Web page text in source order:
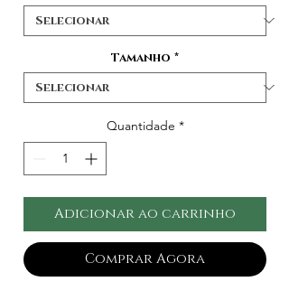
Tamanho *
Quantidade *
Adicionar ao carrinho
Comprar Agora